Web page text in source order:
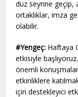
düz seyrine geçip,
ortaklıklar, imza
olabilir.
#Yengeç: Haftaya
etkisiyle
önemli
etkinliklere
için destekleyici